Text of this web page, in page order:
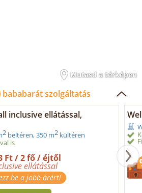
Mutasd a térképen
bababarát szolgáltatás
inclusive ellátással,
2 beltéren, 350 m2 kültéren
is
Ft / 2 fő / éjtől
ellátással
be a jobb árért!